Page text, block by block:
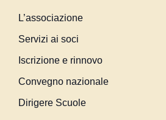
L’associazione
Servizi ai soci
Iscrizione e rinnovo
Convegno nazionale
Dirigere Scuole